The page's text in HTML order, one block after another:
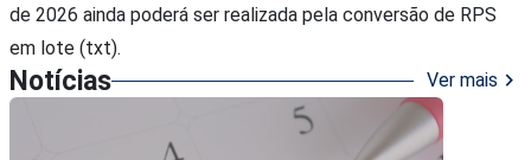
de 2026 ainda poderá ser realizada pela conversão de RPS
em lote (txt).
Notícias Ver mais chevron_right